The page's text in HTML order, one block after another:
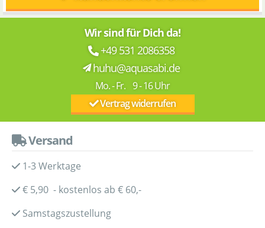
Wir sind für Dich da!
+49 531 2086358
huhu@aquasabi.de
Mo. - Fr. 9 - 16 Uhr
Vertrag widerrufen
Versand
1-3 Werktage
€ 5,90 - kostenlos ab € 60,-
Samstagszustellung